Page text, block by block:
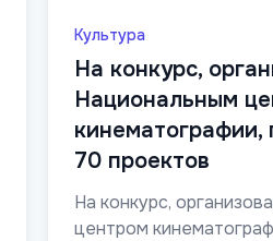
Культура
На конкурс,
Национальным
кинематографии,
70 проектов
На конкурс,
центром